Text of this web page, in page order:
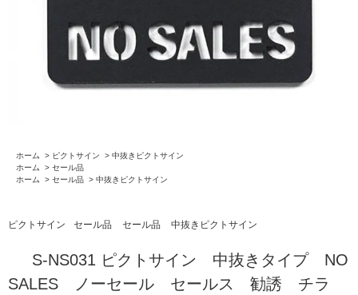
ホーム > ピクトサイン > 中抜きピクトサイン
ホーム
> セール品
ホーム
> セール品 > 中抜きピクトサイン
ピクトサイン セール品 セール品 中抜きピクトサイン
S-NS031 ピクトサイン 中抜きタイプ NO
SALES ノーセール セールス 勧誘 チラ